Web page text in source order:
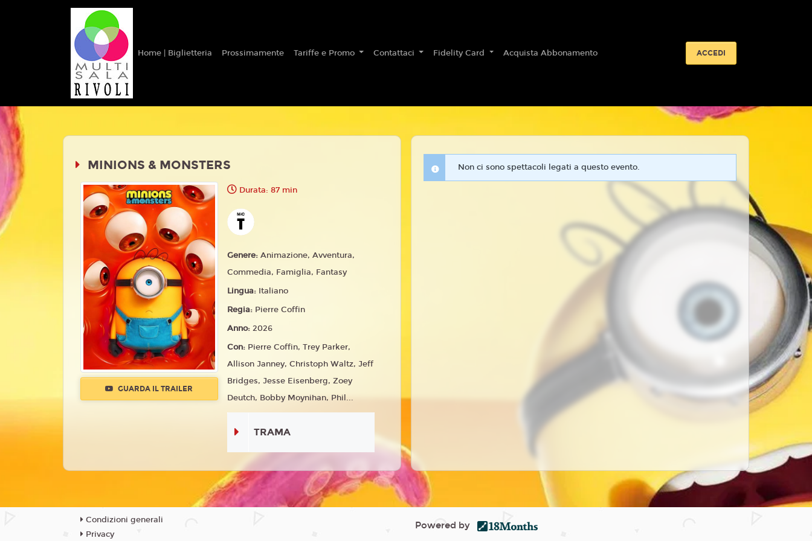
Home | Biglietteria Prossimamente Tariffe e Promo Contattaci Fidelity Card Acquista Abbonamento ACCEDI
MINIONS & MONSTERS
GUARDA IL TRAILER
Durata: 87 min
Genere:Animazione, Avventura,
Commedia, Famiglia, Fantasy
Lingua: Italiano
Regia: Pierre Coffin
Anno:2026
Con: Pierre Coffin, Trey Parker,
Allison Janney, Christoph Waltz, Jeff
Bridges, Jesse Eisenberg, Zoey
Deutch, Bobby Moynihan, Phil...
TRAMA
Non ci sono spettacoli legati a questo evento.
Condizioni generali
Privacy
Powered by